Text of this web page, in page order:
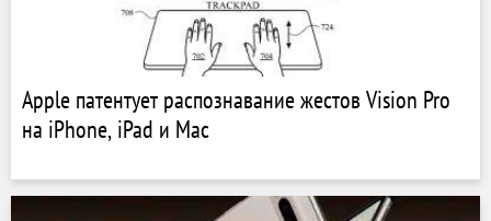
Apple патентует распознавание жестов Vision Pro
на iPhone, iPad и Mac